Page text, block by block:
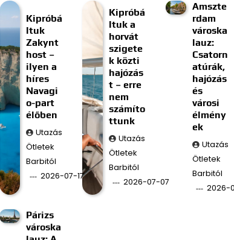
Kipróbá
ltuk
Zakynt
host –
ilyen a
híres
Navagi
o-part
élőben
Utazás
Ötletek
Barbitól
2026-07-17
Kipróbá
ltuk a
horvát
szigete
k közti
hajózás
t – erre
nem
számíto
ttunk
Utazás
Ötletek
Barbitól
2026-07-07
Amszte
rdam
városka
lauz:
Csatorn
atúrák,
hajózás
és
városi
élmény
ek
Utazás
Ötletek
Barbitól
2026-
Párizs
városka